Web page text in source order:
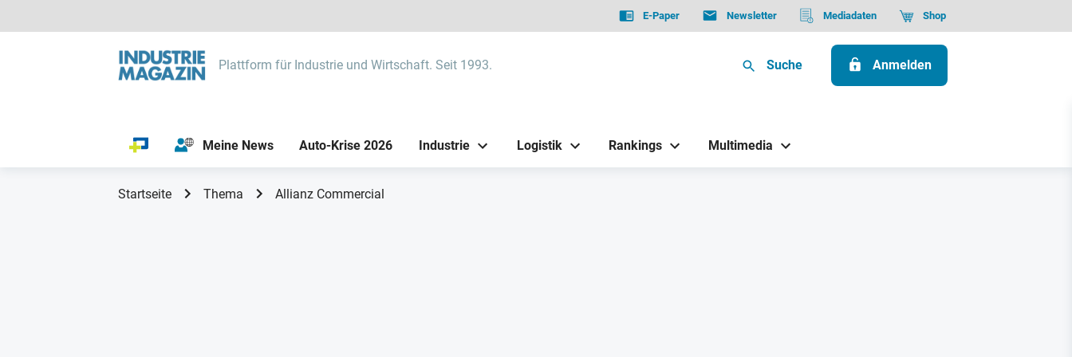
E-Paper Newsletter Mediadaten Shop
Plattform für Industrie und Wirtschaft. Seit 1993. Suche Anmelden
Meine News Auto-Krise 2026 Industrie Logistik Rankings Multimedia
Startseite Thema Allianz Commercial